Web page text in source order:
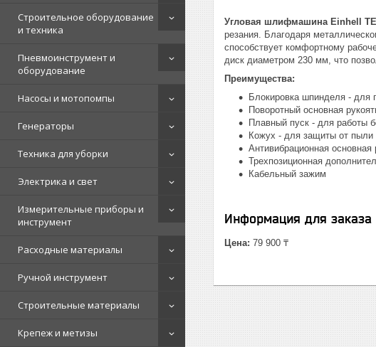
Строительное оборудование
и техника
Пневмоинструмент и
оборудование
Насосы и мотопомпы
Генераторы
Техника для уборки
Электрика и свет
Измерительные приборы и
инструмент
Расходные материалы
Ручной инструмент
Строительные материалы
Крепеж и метизы
Угловая шлифмашина Einhell
резания. Благодаря
способствует комфортному
диск диаметром 230 мм, что
Преимущества:
Блокировка шпинделя - для
Поворотный основная
Плавный пуск - для работы
Кожух - для защиты от пыли
Антивибрационная
Трехпозиционная
Кабельный зажим
Информация для заказа
Цена: 79 900 ₸